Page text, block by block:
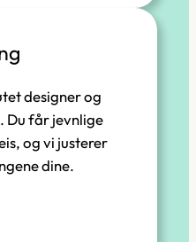
designer og
Du får jevnlige
og vi justerer
dine.